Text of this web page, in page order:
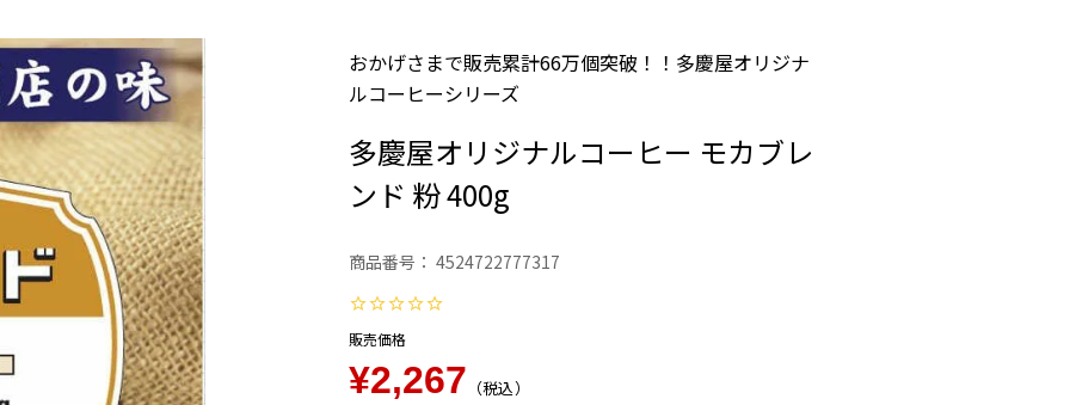
おかげさまで販売累計66万個突破！！多慶屋オリジナ
ルコーヒーシリーズ
多慶屋オリジナルコーヒー モカブレ
ンド 粉 400g
商品番号 4524722777317
販売価格
¥2,267 税込